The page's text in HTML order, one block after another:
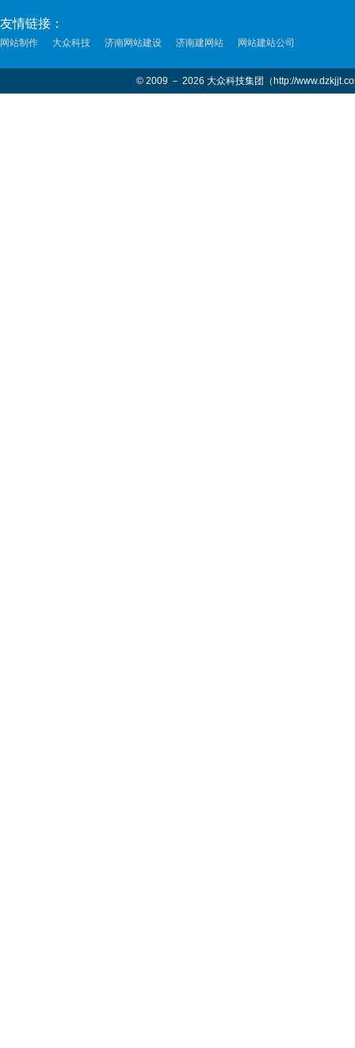
友情链接：
网站制作 大众科技 济南网站建设 济南建网站 网站建站公司
© 2009 － 2026 大众科技集团（http://